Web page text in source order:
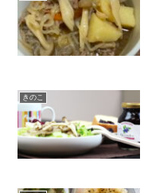
きのこ